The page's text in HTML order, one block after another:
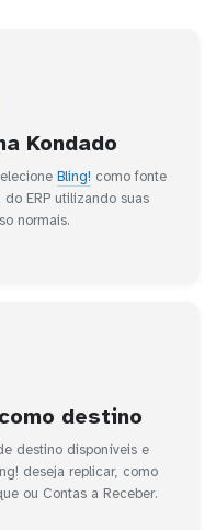
Kondado
Bling! como fonte
ERP utilizando suas
normais.
destino
destino disponíveis e
deseja replicar, como
ou Contas a Receber.